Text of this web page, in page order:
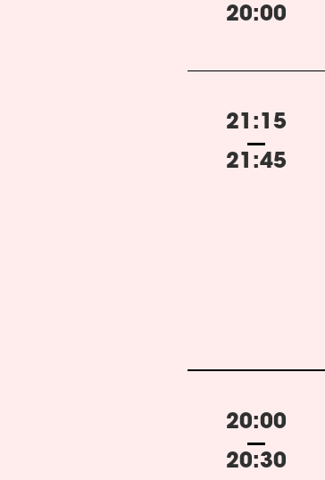
20:00
21:15
21:45
20:00
20:30